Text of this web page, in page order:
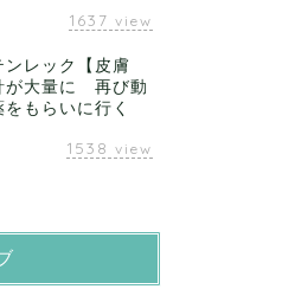
1637 view
ンレック【皮膚
が大量に 再び動
もらいに行く
1538 view